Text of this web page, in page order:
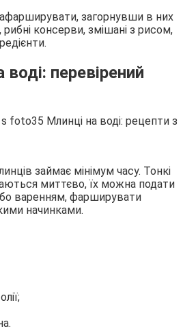
загорнувши в них
рибні консерви, змішані з рисом,
воді: перевірений
займає мінімум часу. Тонкі
миттєво, їх можна подати
варенням, фарширувати
начинками.